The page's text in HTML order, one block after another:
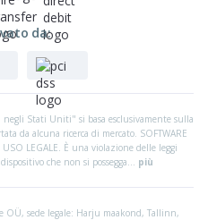
da:
negli Stati Uniti" si basa esclusivamente sulla
da alcuna ricerca di mercato. SOFTWARE
USO LEGALE. È una violazione delle leggi
che non si possegga... più
OÜ, sede legale: Harju maakond, Tallinn,